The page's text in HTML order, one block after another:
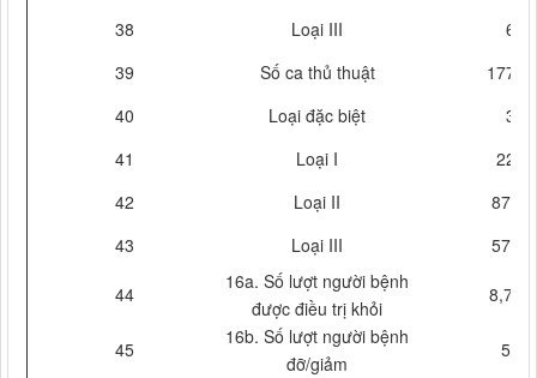
38
Loại III
6
39
Số ca thủ thuật
17739
40
Loại đặc biệt
3
41
Loại I
225
42
Loại II
8727
43
Loại III 5722
44
16a. Số lượt người bệnh
được điều trị khỏi
8,758
45
16b. Số lượt người bệnh
đỡ/giảm
50